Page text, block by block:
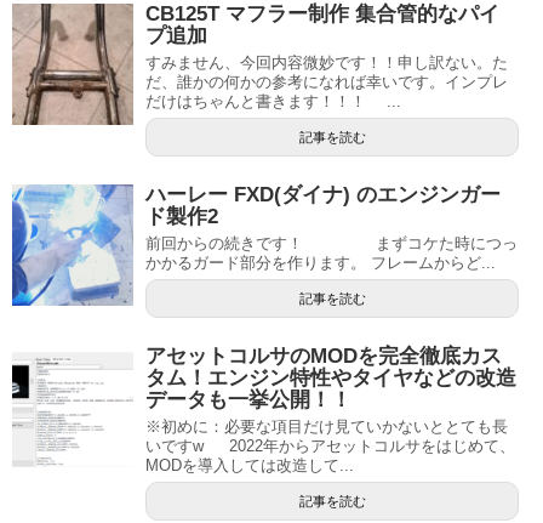
CB125T マフラー制作 集合管的なパイ
プ追加
すみません、今回内容微妙です！！申し訳ない。た
だ、誰かの何かの参考になれば幸いです。インプレ
だけはちゃんと書きます！！！ ...
記事を読む
ハーレー FXD(ダイナ) のエンジンガー
ド製作2
前回からの続きです！ まずコケた時につっ
かかるガード部分を作ります。 フレームからど...
記事を読む
アセットコルサのMODを完全徹底カス
タム！エンジン特性やタイヤなどの改造
データも一挙公開！！
※初めに：必要な項目だけ見ていかないととても長
いですw 2022年からアセットコルサをはじめて、
MODを導入しては改造して...
記事を読む